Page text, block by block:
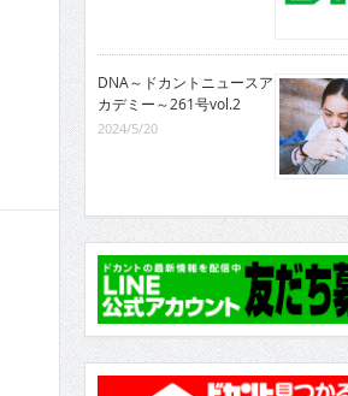
DNA～ドカントニュースア
カデミー～261号vol.2
2024/5/20